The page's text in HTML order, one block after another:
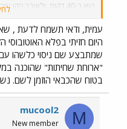
הוא כ-40 דקות, ולאורך הקו עובר גם מסלול אופניים. הנה
לוס אנג'לס טיימס המתארת
כמו "רכבת על כביש" ו"הפתרון
וכבר ביום חמישי הייתה תאונה
רכב שחצה צומת באור אדום.
העיר) והזהוב (מהמרכז
הבא של המטרו של לוס אנג'לס
אנג'לס.
עמית, ודאי תשמח לדעת ,
היום חזיתי בפלא
שמתבצע שם ניסוי כלשהו עם
"ארוחת שחיתות" שהוכנה
בטוח שהכבאי הוזמן לשם.
M
mucool2
New member